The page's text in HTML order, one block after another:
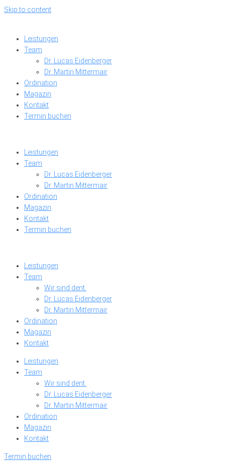
Skip to content
Leistungen
Team
Dr. Lucas Eidenberger
Dr. Martin Mittermair
Ordination
Magazin
Kontakt
Termin buchen
Leistungen
Team
Dr. Lucas Eidenberger
Dr. Martin Mittermair
Ordination
Magazin
Kontakt
Termin buchen
Leistungen
Team
Wir sind dent.
Dr. Lucas Eidenberger
Dr. Martin Mittermair
Ordination
Magazin
Kontakt
Leistungen
Team
Wir sind dent.
Dr. Lucas Eidenberger
Dr. Martin Mittermair
Ordination
Magazin
Kontakt
Termin buchen